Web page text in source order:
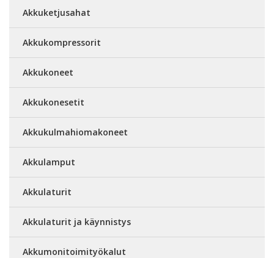
Akkuketjusahat
Akkukompressorit
Akkukoneet
Akkukonesetit
Akkukulmahiomakoneet
Akkulamput
Akkulaturit
Akkulaturit ja käynnistys
Akkumonitoimityökalut